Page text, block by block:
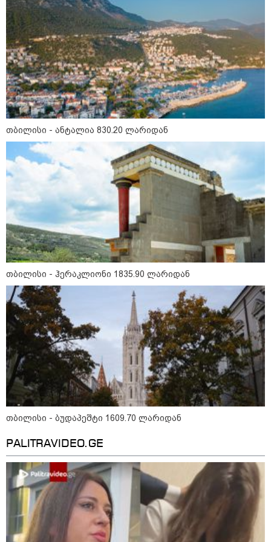
თბილისი - ანტალია 830.20
ლარიდან
თბილისი - ჰერაკლიონი 1835.90
ლარიდან
თბილისი - ბუდაპეშტი 1609.70
ლარიდან
თბილისი - რომი 1032.90 ლარიდან
მნიშვნელოვანი ინფორმაცია
თბილისი - ანტალია 830.20 ლარიდან
თბილისი - ჰერაკლიონი 1835.90 ლარიდან
თბილისი - ბუდაპეშტი 1609.70 ლარიდან
PALITRAVIDEO.GE